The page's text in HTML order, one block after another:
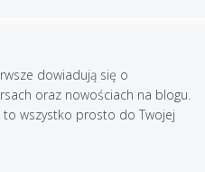
dowiadują się o
oraz nowościach na blogu.
wszystko prosto do Twojej